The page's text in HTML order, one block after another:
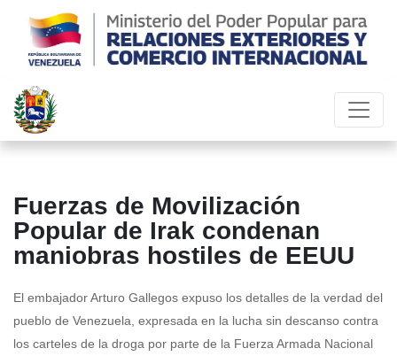
Fuerzas de Movilización
Popular de Irak condenan
maniobras hostiles de EEUU
El embajador Arturo Gallegos expuso los detalles de la verdad del
pueblo de Venezuela, expresada en la lucha sin descanso contra
los carteles de la droga por parte de la Fuerza Armada Nacional